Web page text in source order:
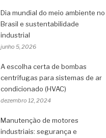
Dia mundial do meio ambiente no
Brasil e sustentabilidade
industrial
junho 5, 2026
A escolha certa de bombas
centrífugas para sistemas de ar
condicionado (HVAC)
dezembro 12, 2024
Manutenção de motores
industriais: segurança e